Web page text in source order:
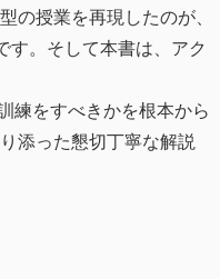
の授業を再現したのが、
す。そして本書は、アク
練をすべきかを根本から
添った懇切丁寧な解説